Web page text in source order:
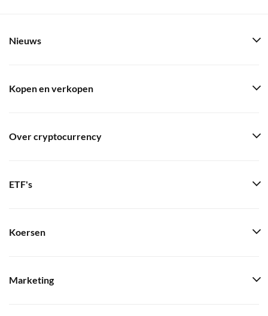
Nieuws
Kopen en verkopen
Over cryptocurrency
ETF's
Koersen
Marketing